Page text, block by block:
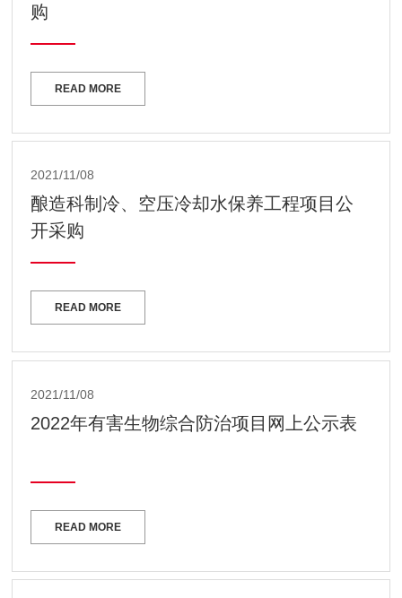
购
READ MORE
2021/11/08
酿造科制冷、空压冷却水保养工程项目公
开采购
READ MORE
2021/11/08
2022年有害生物综合防治项目网上公示表
READ MORE